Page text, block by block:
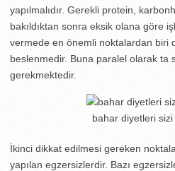
yapılmalıdır. Gerekli protein,
bakıldıktan sonra eksik olana göre
vermede en önemli noktalardan biri
beslenmedir. Buna paralel olarak ta
gerekmektedir.
bahar diyetleri sizi
İkinci dikkat edilmesi gereken
yapılan egzersizlerdir. Bazı